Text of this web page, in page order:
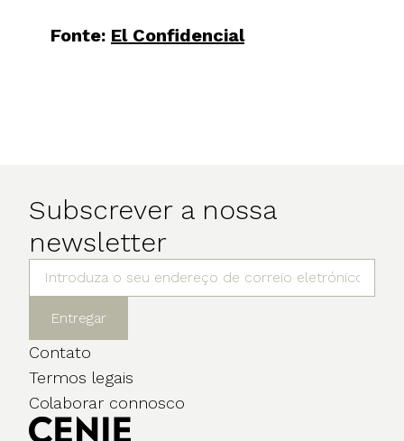
Fonte: El Confidencial
Subscrever a nossa
newsletter
Entregar
Contato
Termos legais
Colaborar connosco